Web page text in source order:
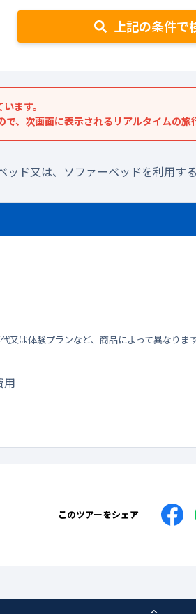
上記の条件で
ます。
、次画面に表示されるリアルタイムの
ド又は、ソファーベッドを利用す
又は体験プランなど、商品によって異なります
用
このツアーをシェア